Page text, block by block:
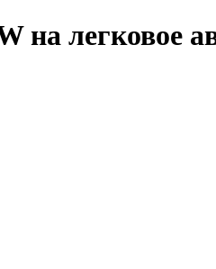
на легковое